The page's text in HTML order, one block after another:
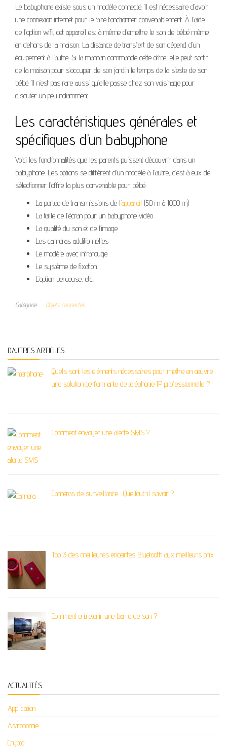
Le babyphone existe sous un modèle connecté. Il est nécessaire d’avoir
une connexion internet pour le faire fonctionner convenablement. À l’aide
de l’option wifi, cet appareil est à même d’émettre le son de bébé même
en dehors de la maison. La distance de transfert de son dépend d’un
équipement à l’autre. Si la maman commande cette offre, elle peut sortir
de la maison pour s’occuper de son jardin le temps de la sieste de son
bébé. Il n’est pas rare aussi qu’elle passe chez son voisinage pour
discuter un peu notamment.
Les caractéristiques générales et
spécifiques d’un babyphone
Voici les fonctionnalités que les parents puissent découvrir dans un
babyphone. Les options se diffèrent d’un modèle à l’autre, c’est à eux de
sélectionner l’offre la plus convenable pour bébé.
La portée de transmissions de l’appareil (50 m à 1000 m)
La taille de l’écran pour un babyphone vidéo
La qualité du son et de l’image
Les caméras additionnelles
Le modèle avec infrarouge
Le système de fixation
L’option berceuse, etc.
Catégorie Objets connectés
D’AUTRES ARTICLES
Quels sont les éléments nécessaires pour mettre en œuvre
une solution performante de téléphonie IP professionnelle ?
Comment envoyer une alerte SMS ?
Caméras de surveillance : Que faut-il savoir ?
Top 3 des meilleures enceintes Bluetooth aux meilleurs prix
Comment entretenir une barre de son ?
ACTUALITÉS
Application
Astronomie
Crypto